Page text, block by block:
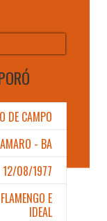
DE CAMPO
- BA
12/08/1977
E
IDEAL